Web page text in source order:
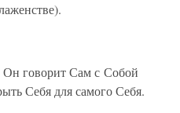
Он говорит Сам с Собой
Себя для самого Себя.